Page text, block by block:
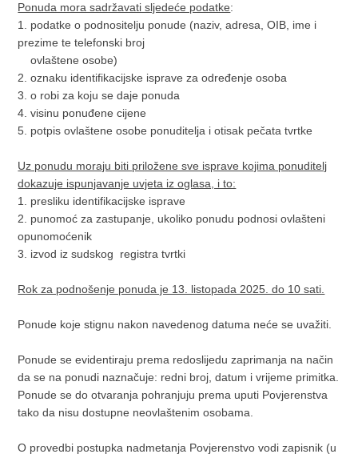
Ponuda mora sadržavati sljedeće podatke:
1. podatke o podnositelju ponude (naziv, adresa, OIB, ime i
prezime te telefonski broj
ovlaštene osobe)
2. oznaku identifikacijske isprave za određenje osoba
3. o robi za koju se daje ponuda
4. visinu ponuđene cijene
5. potpis ovlaštene osobe ponuditelja i otisak pečata tvrtke
Uz ponudu moraju biti priložene sve isprave kojima ponuditelj
dokazuje ispunjavanje uvjeta iz oglasa, i to:
1. presliku identifikacijske isprave
2. punomoć za zastupanje, ukoliko ponudu podnosi ovlašteni
opunomoćenik
3. izvod iz sudskog registra tvrtki
Rok za podnošenje ponuda je 13. listopada 2025. do 10 sati.
Ponude koje stignu nakon navedenog datuma neće se uvažiti.
Ponude se evidentiraju prema redoslijedu zaprimanja na način
da se na ponudi naznačuje: redni broj, datum i vrijeme primitka.
Ponude se do otvaranja pohranjuju prema uputi Povjerenstva
tako da nisu dostupne neovlaštenim osobama.
O provedbi postupka nadmetanja Povjerenstvo vodi zapisnik (u